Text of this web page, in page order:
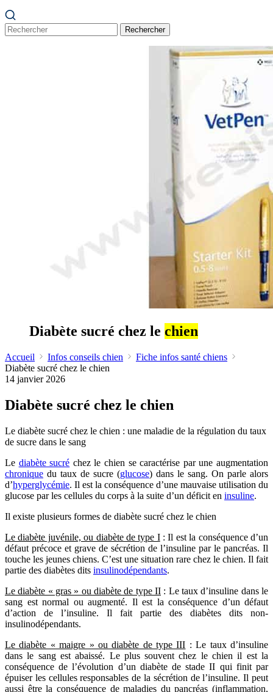
Rechercher
Diabète sucré chez le chien
Accueil Infos conseils chien
Fiche infos santé chiens
Diabète sucré chez le chien
14 janvier 2026
Diabète sucré chez le chien
Le diabète sucré chez le chien : une maladie de la régulation du taux
de sucre dans le sang
Le diabète sucré chez le chien se caractérise par une augmentation
chronique du taux de sucre (glucose) dans le sang. On parle alors
d’hyperglycémie. Il est la conséquence d’une mauvaise utilisation du
glucose par les cellules du corps à la suite d’un déficit en insuline.
Il existe plusieurs formes de diabète sucré chez le chien
Le diabète juvénile, ou diabète de type I: Il est la conséquence d’un
défaut précoce et grave de sécrétion de l’insuline par le pancréas. Il
touche les jeunes chiens. C’est une situation rare chez le chien. Il fait
partie des diabètes dits insulinodépendants.
Le diabète « gras » ou diabète de type II : Le taux d’insuline dans le
sang est normal ou augmenté. Il est la conséquence d’un défaut
d’action de l’insuline. Il fait partie des diabètes dits non-
insulinodépendants.
Le diabète « maigre » ou diabète de type III : Le taux d’insuline
dans le sang est abaissé. Le plus souvent chez le chien il est la
conséquence de l’évolution d’un diabète de stade II qui finit par
épuiser les cellules responsables de la sécrétion de l’insuline. Il peut
aussi être la conséquence de maladies du pancréas (inflammation,